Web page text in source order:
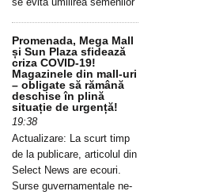
Promenada, Mega Mall
și Sun Plaza sfidează
criza COVID-19!
Magazinele din mall-uri
– obligate să rămână
deschise în plină
situație de urgență!
19:38
Actualizare: La scurt timp
de la publicare, articolul din
Select News are ecouri.
Surse guvernamentale ne-